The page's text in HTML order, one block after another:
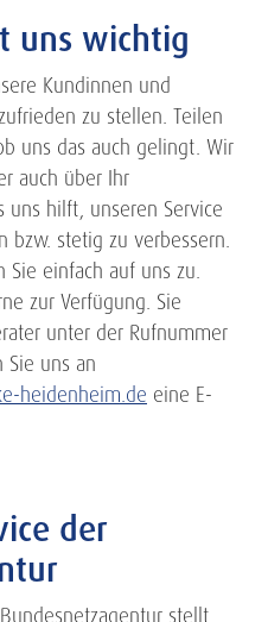
uns wichtig
Kundinnen und
zu stellen. Teilen
uns das auch gelingt. Wir
auch über Ihr
uns hilft, unseren Service
bzw. stetig zu verbessern.
Sie einfach auf uns zu.
zur Verfügung. Sie
unter der Rufnummer
Sie uns an
heidenheim.de eine E-
der
stellt